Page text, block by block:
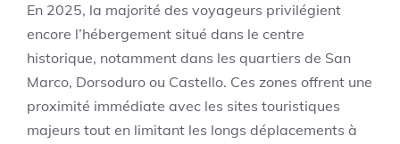
En 2025, la majorité des voyageurs privilégient
encore l’hébergement situé dans le centre
historique, notamment dans les quartiers de San
Marco, Dorsoduro ou Castello. Ces zones offrent une
proximité immédiate avec les sites touristiques
majeurs tout en limitant les longs déplacements à